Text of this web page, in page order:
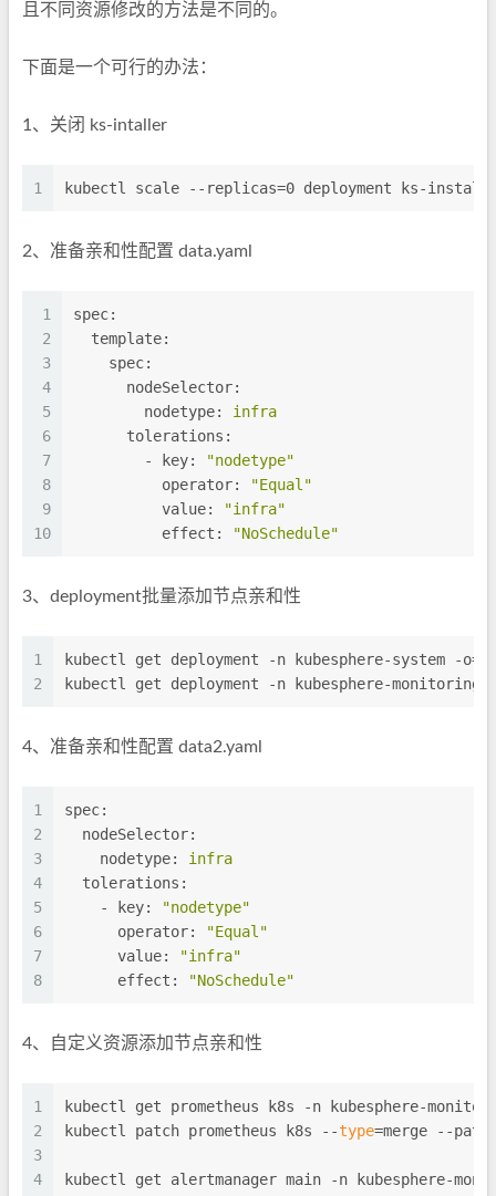
且不同资源修改的方法是不同的。
下面是一个可行的办法：
1、关闭 ks-intaller
1 kubectl scale --replicas=0 deployment ks-
2、准备亲和性配置 data.yaml
1
2
3
4
5
6
7
8
9
10
spec:
template:
spec:
nodeSelector:
nodetype:
infra
tolerations:
-
key:
"nodetype"
operator:
"Equal"
value:
"infra"
effect:
"NoSchedule"
3、deployment批量添加节点亲和性
1
2
kubectl get deployment -n kubesphere-system -
kubectl get deployment -n kubesphere-monitoring-
4、准备亲和性配置 data2.yaml
1
2
3
4
5
6
7
8
spec:
nodeSelector:
nodetype:
infra
tolerations:
-
key:
"nodetype"
operator:
"Equal"
value:
"infra"
effect:
"NoSchedule"
4、自定义资源添加节点亲和性
1
2
3
4
kubectl get prometheus k8s -n kubesphere-
kubectl patch prometheus k8s --type=merge --
kubectl get alertmanager main -n kubesphere-